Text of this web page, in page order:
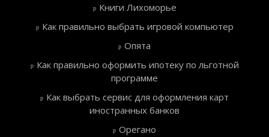
Книги Лихоморье
Как правильно выбрать игровой компьютер
Опята
Как правильно оформить ипотеку по льготной
программе
Как выбрать сервис для оформления карт
иностранных банков
Орегано